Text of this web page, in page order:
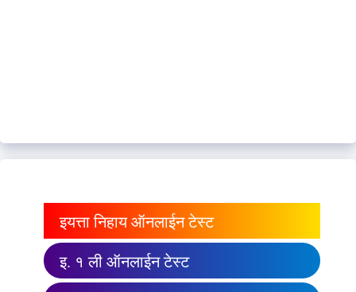
इयत्ता निहाय ऑनलाईन टेस्ट
इ. १ ली ऑनलाईन टेस्ट